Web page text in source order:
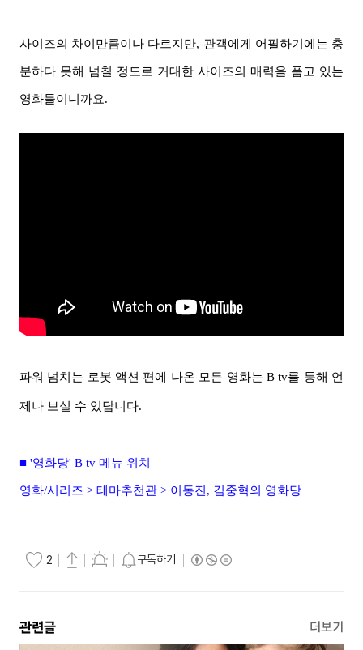
사이즈의 차이만큼이나 다르지만, 관객에게 어필하기에는 충
분하다 못해 넘칠 정도로 거대한 사이즈의 매력을 품고 있는
영화들이니까요.
파워 넘치는 로봇 액션 편에 나온 모든 영화는 B tv를 통해 언
제나 보실 수 있답니다.
■ '영화당' B tv 메뉴 위치
영화/시리즈 > 테 마추천관 > 이동진, 김중혁의 영화당
2 구독하기
관련글 더보기